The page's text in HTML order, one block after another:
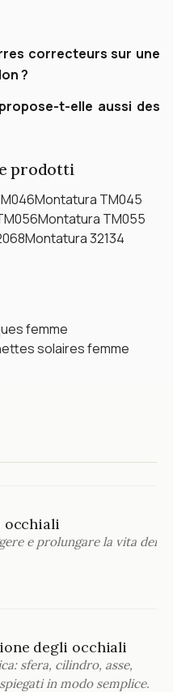
correcteurs sur une
?
t-elle aussi des
prodotti
Montatura TM045
Montatura TM055
Montatura 32134
femme
solaires femme
occhiali
e prolungare la vita dei
degli occhiali
sfera, cilindro, asse,
in modo semplice.